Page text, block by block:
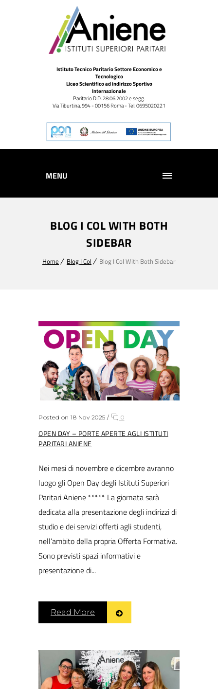
Istituto Tecnico Paritario Settore Economico e
Tecnologico
Liceo Scientifico ad indirizzo Sportivo
Internazionale
Paritario D.D. 28.06.2002 e segg.
Via Tiburtina, 994 - 00156 Roma - Tel. 0695020221
MENU
BLOG I COL WITH BOTH
SIDEBAR
Home Blog I Col Blog I Col With Both Sidebar
Posted on 18 Nov 2025 / 0
OPEN DAY – PORTE APERTE AGLI ISTITUTI
PARITARI ANIENE
Nei mesi di novembre e dicembre avranno
luogo gli Open Day degli Istituti Superiori
Paritari Aniene ***** La giornata sarà
dedicata alla presentazione degli indirizzi di
studio e dei servizi offerti agli studenti,
nell’ambito della propria Offerta Formativa.
Sono previsti spazi informativi e
presentazione di...
Read More